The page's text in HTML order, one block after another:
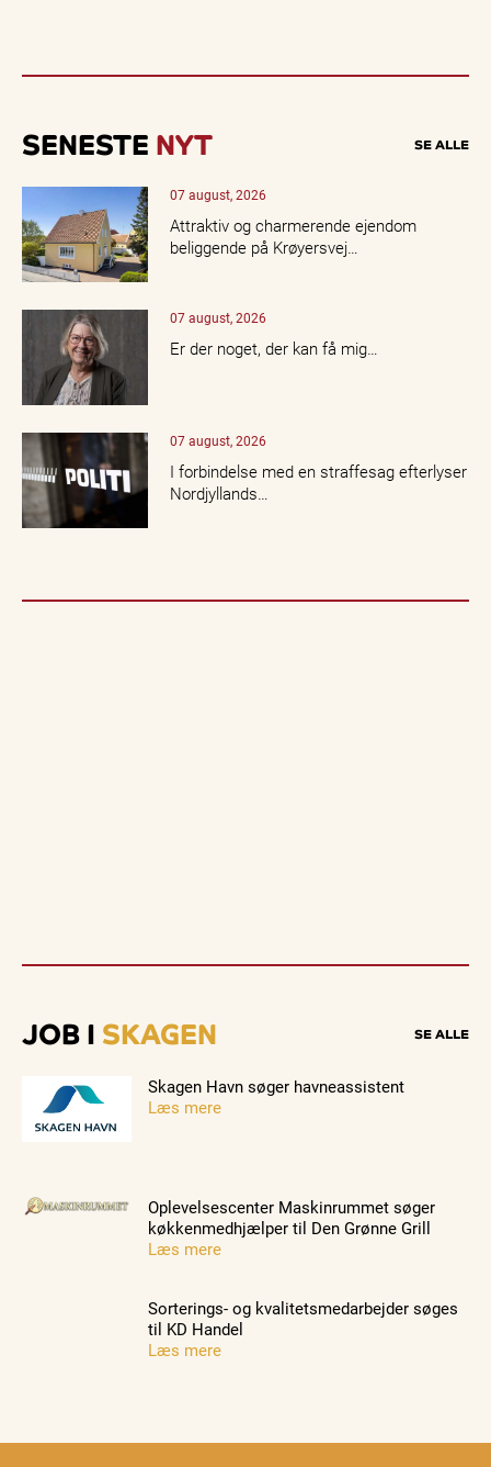
SENESTE NYT SE ALLE
07 august, 2026
Attraktiv og charmerende ejendom
beliggende på Krøyersvej…
07 august, 2026
Er der noget, der kan få mig…
07 august, 2026
I forbindelse med en straffesag efterlyser
Nordjyllands…
JOB I SKAGEN SE ALLE
Skagen Havn søger havneassistent
Læs mere
Oplevelsescenter Maskinrummet søger
køkkenmedhjælper til Den Grønne Grill
Læs mere
Sorterings- og kvalitetsmedarbejder søges
til KD Handel
Læs mere